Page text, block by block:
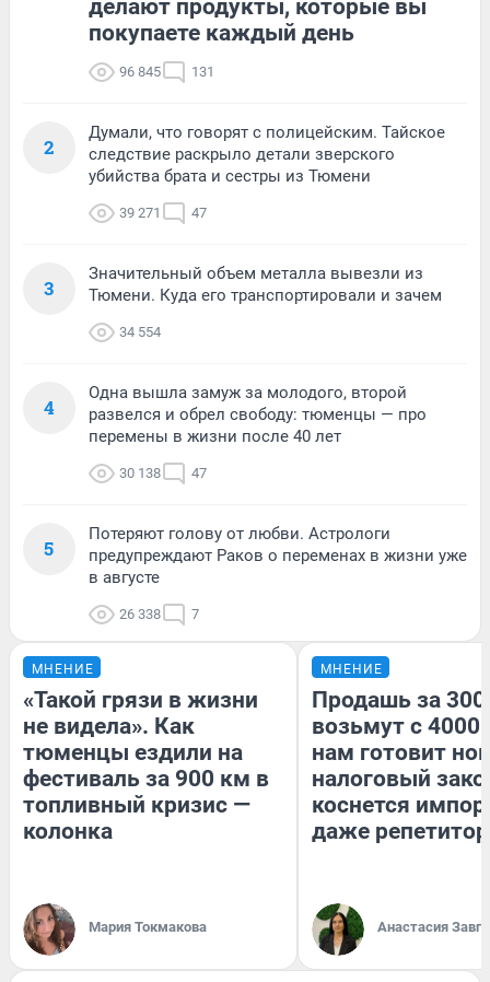
делают продукты, которые вы
покупаете каждый день
96 845 131
2
Думали, что говорят с полицейским. Тайское
следствие раскрыло детали зверского
убийства брата и сестры из Тюмени
39 271 47
3
Значительный объем металла вывезли из
Тюмени. Куда его транспортировали и зачем
34 554
4
Одна вышла замуж за молодого, второй
развелся и обрел свободу: тюменцы — про
перемены в жизни после 40 лет
30 138 47
5
Потеряют голову от любви. Астрологи
предупреждают Раков о переменах в жизни уже
в августе
26 338 7
МНЕНИЕ
«Такой грязи в жизни
не видела». Как
тюменцы ездили на
фестиваль за 900 км в
топливный кризис —
колонка
Мария Токмакова
МНЕНИЕ
Продашь за
возьмут с
нам готовит
налоговый
коснется
даже
Анастасия